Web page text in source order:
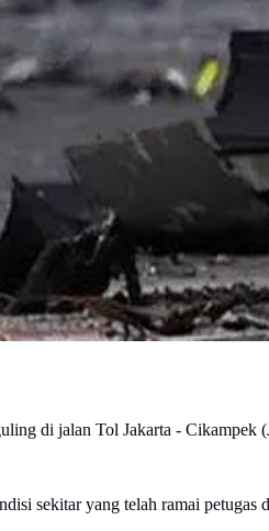
di jalan Tol Jakarta - Cikampek
sekitar yang telah ramai petugas